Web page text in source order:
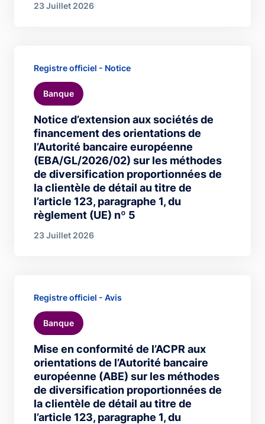
23 Juillet 2026
Notice d’extension aux sociétés de
financement des orientations de
l’Autorité bancaire européenne
(EBA/GL/2026/02) sur les méthodes
de diversification proportionnées de
la clientèle de détail au titre de
l’article 123, paragraphe 1, du
règlement (UE) nº 5
Registre officiel - Notice
Banque
23 Juillet 2026
Mise en conformité de l’ACPR aux
orientations de l’Autorité bancaire
européenne (ABE) sur les méthodes
de diversification proportionnées de
la clientèle de détail au titre de
l’article 123, paragraphe 1, du
Registre officiel - Avis
Banque